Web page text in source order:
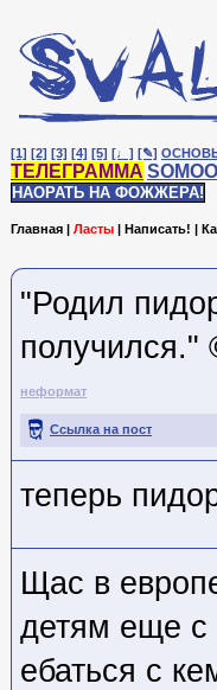
[1] [2] [3] [4] [5] [♩] [✎]
ТЕЛЕГРАММА
НАОРАТЬ НА ФОЖЖЕРА!
Главная | Ласты | Написать! |
"Родил
неформат
Ссылка на пост
теперь
Щас в
детям еще с
ебаться с